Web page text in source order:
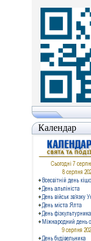
Календар